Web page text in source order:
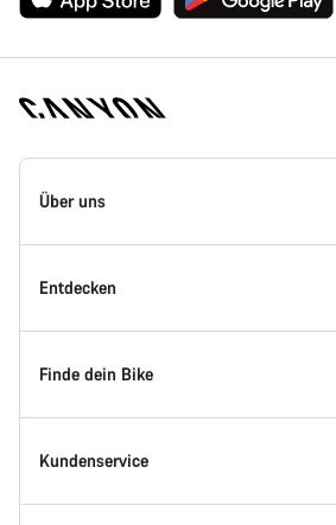
Canyon
Homepage
Über uns
Inside Canyon
Innovation bei Canyon
Canyon Factory Racing
Entdecken
Events
Canyon Standorte finden
Finde dein Bike
Modellfinder
Kundenservice